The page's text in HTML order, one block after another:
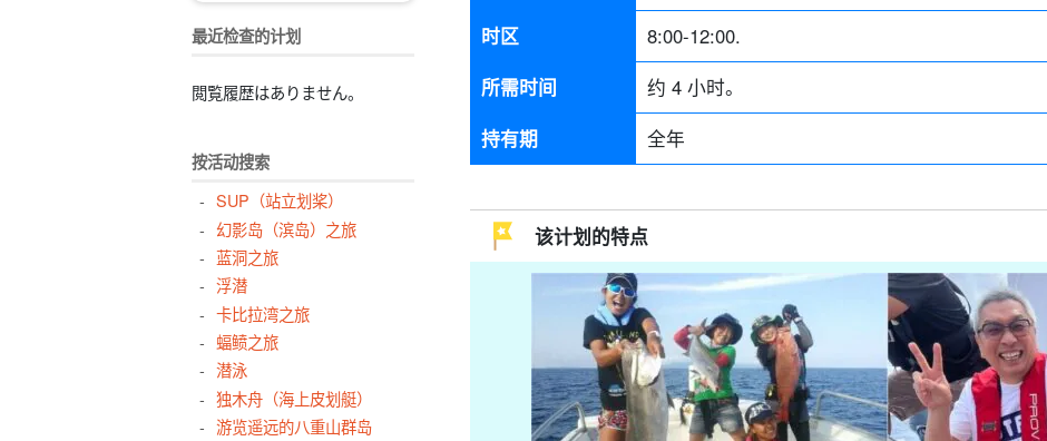
最近检查的计划
閲覧履歴はありません。
按活动搜索
SUP（站立划桨）
幻影岛（滨岛）之旅
蓝洞之旅
浮潜
卡比拉湾之旅
蝠鲼之旅
潜泳
独木舟（海上皮划艇）
游览遥远的八重山群岛
时区
8:00-12:00.
所需时间
约 4 小时。
持有期
全年
该计划的特点